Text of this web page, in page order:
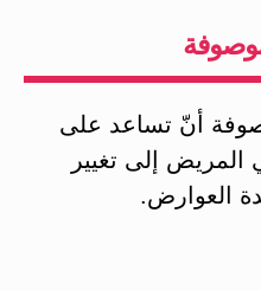
أنّ تساعد على
المريض إلى تغيير
العوارض.